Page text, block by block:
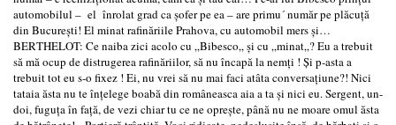
automobilul – el înrolat grad ca şofer pe ea – are primu´ număr pe plăcuţă
din Bucureşti! El minat rafinăriile Prahova, cu automobil mers şi…
BERTHELOT: Ce naiba zici acolo cu „Bibesco„ şi cu „minat„? Eu a trebuit
să mă ocup de distrugerea rafinăriilor, să nu încapă la nemţi ! Şi p-asta a
trebuit tot eu s-o fixez ! Ei, nu vrei să nu mai faci atâta conversaţiune?! Nici
tataia ăsta nu te înţelege boabă din româneasca aia a ta şi nici eu. Sergent, un-
doi, fuguţa în faţă, de vezi chiar tu ce ne opreşte, până nu ne moare omul ăsta